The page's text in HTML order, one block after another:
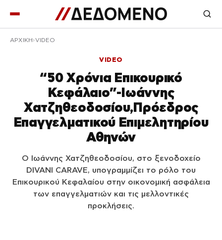
ΑΡΧΙΚΉ VIDEO
VIDEO
“50 Χρόνια Επικουρικό
Κεφάλαιο”-Ιωάννης
Χατζηθεοδοσίου,Πρόεδρος
Επαγγελματικού Επιμελητηρίου
Αθηνών
Ο Ιωάννης Χατζηθεοδοσίου, στο ξενοδοχείο
DIVANI CARAVE, υπογραμμίζει το ρόλο του
Επικουρικού Κεφαλαίου στην οικονομική ασφάλεια
των επαγγελματιών και τις μελλοντικές
προκλήσεις.